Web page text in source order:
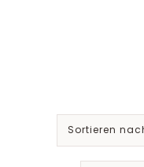
Sortieren